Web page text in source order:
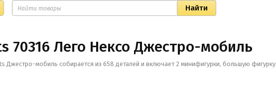
70316 Лего Нексо Джестро-мобиль
Джестро-мобиль собирается из 658 деталей и включает 2 минифигурки, большую фигурку